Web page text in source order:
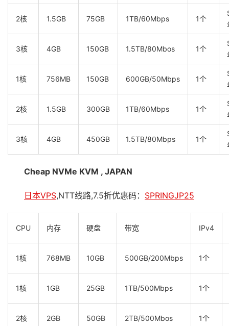
2核 1.5GB 75GB 1TB/60Mbps 1个
3核 4GB 150GB 1.5TB/80Mbos 1个
1核 756MB 150GB 600GB/50Mbps 1个
2核 1.5GB 300GB 1TB/60Mbps 1个
3核 4GB 450GB 1.5TB/80Mbps 1个
Cheap NVMe KVM , JAPAN
日本VPS,NTT线路,7.5折优惠码： SPRINGJP25
CPU 内存 硬盘 带宽 IPv4
1核 768MB 10GB 500GB/200Mbps 1个
1核 1GB 25GB 1TB/500Mbps 1个
2核 2GB 50GB 2TB/500Mbos 1个